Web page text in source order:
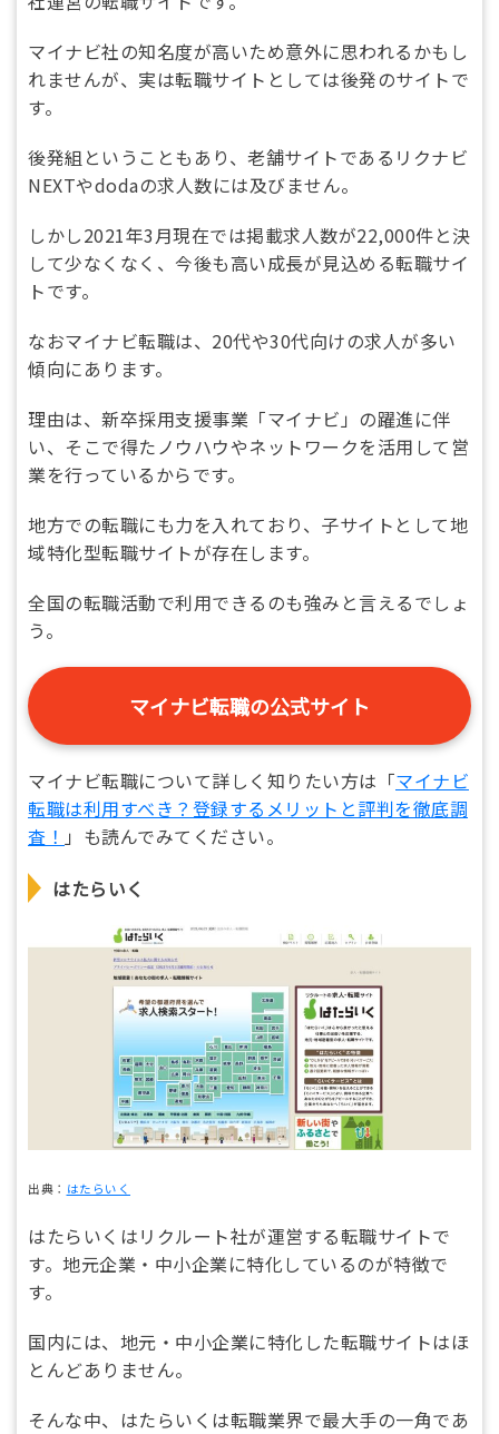
マイナビ社の知名度が高いため意外に思われるかもし
れませんが、実は転職サイトとしては後発のサイトで
す。
後発組ということもあり、老舗サイトであるリクナビ
NEXTやdodaの求人数には及びません。
しかし2021年3月現在では掲載求人数が22,000件と決
して少なくなく、今後も高い成長が見込める転職サイ
トです。
なおマイナビ転職は、20代や30代向けの求人が多い
傾向にあります。
理由は、新卒採用支援事業「マイナビ」の躍進に伴
い、そこで得たノウハウやネットワークを活用して営
業を行っているからです。
地方での転職にも力を入れており、子サイトとして地
域特化型転職サイトが存在します。
全国の転職活動で利用できるのも強みと言えるでしょ
う。
マイナビ転職の公式サイト
マイナビ転職について詳しく知りたい方は「マイナビ
転職は利用すべき？登録するメリットと評判を徹底調
査！ 」も読んでみてください。
はたらいく
出典： はたらいく
はたらいくはリクルート社が運営する転職サイトで
す。地元企業・中小企業に特化しているのが特徴で
す。
国内には、地元・中小企業に特化した転職サイトはほ
とんどありません。
そんな中、はたらいくは転職業界で最大手の一角であ